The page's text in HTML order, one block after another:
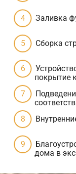
Заливка
Сборка
покрытие
дома в